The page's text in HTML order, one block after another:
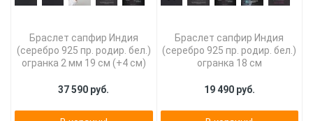
Браслет сапфир Индия
(серебро 925 пр. родир. бел.)
огранка 2 мм 19 см (+4 см)
37 590 руб.
Браслет сапфир Индия
(серебро 925 пр. родир. бел.)
огранка 18 см
19 490 руб.